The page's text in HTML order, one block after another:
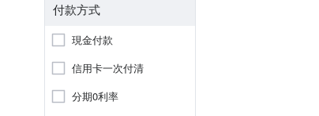
付款方式
現金付款
信用卡一次付清
分期0利率